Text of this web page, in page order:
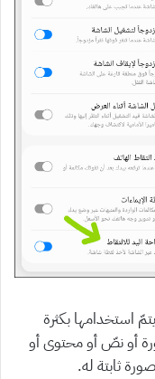
استخدامها بكثرة
أو نصّ أو محتوى أو
ثابتة له.